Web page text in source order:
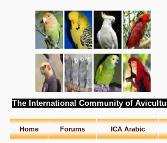
The International Community of
Home Forums ICA Arabic